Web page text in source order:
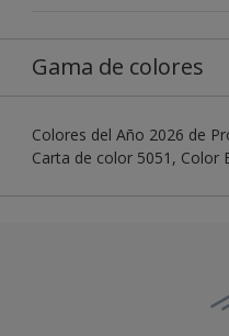
Gama de colores
Colores del Año 2026 de
Carta de color 5051, Color